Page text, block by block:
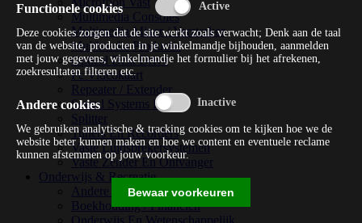
Multimedia Consoles
Multimedia Mixer / Versterker
Multimedia Productie
Optical Disk Drive
Pc Videokaart
Repeater / Extender
Sound Systems Hi-fi
Splitter
Tuners En Recorders
Vaste Luidsprekersystemen
Vaste Zender En Ontvanger
Onderwijs & Recreatie
Andere Beveiligingssoftware
Boekhouding / Financiën
Functionele cookies
Deze cookies zorgen dat de site werkt zoals verwacht; Denk aan de taal
van de website, producten in je winkelmandje bijhouden, aanmelden
met jouw gegevens, winkelmandje het formulier bij het afrekenen,
zoekresultaten filteren etc.
Andere cookies
We gebruiken analytische & tracking cookies om te kijken hoe we de
website beter kunnen maken en hoe we content en eventuele reclame
kunnen afstemmen op jouw voorkeur.
Bewaar voorkeuren